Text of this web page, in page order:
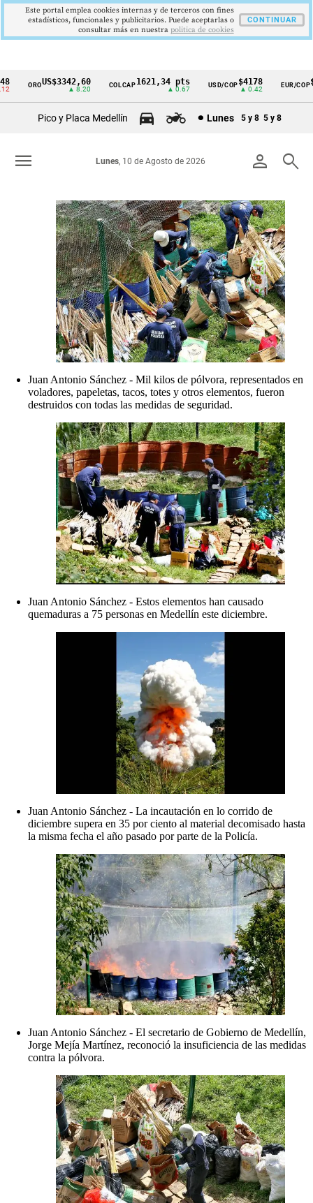
Cintillo
Colombia
ORO US$3342,60 COLCAP1621,34 pts USD/COP$4178
▲ 0.42
EUR/COP$3647
▼ 2.00
Pico y Placa Medellín Lunes 5 y 8 5 y 8
person search
Lunes, 10 de Agosto de 2026
menu
Juan Antonio Sánchez - Mil kilos de pólvora, representados en
voladores, papeletas, tacos, totes y otros elementos, fueron
destruidos con todas las medidas de seguridad.
Juan Antonio Sánchez - Estos elementos han causado
quemaduras a 75 personas en Medellín este diciembre.
Juan Antonio Sánchez - La incautación en lo corrido de
diciembre supera en 35 por ciento al material decomisado hasta
la misma fecha el año pasado por parte de la Policía.
Juan Antonio Sánchez - El secretario de Gobierno de Medellín,
Jorge Mejía Martínez, reconoció la insuficiencia de las medidas
contra la pólvora.
Este portal emplea cookies internas y de terceros con fines
estadísticos, funcionales y publicitarios. Puede aceptarlas o
consultar más en nuestra politica de cookies
CONTINUAR